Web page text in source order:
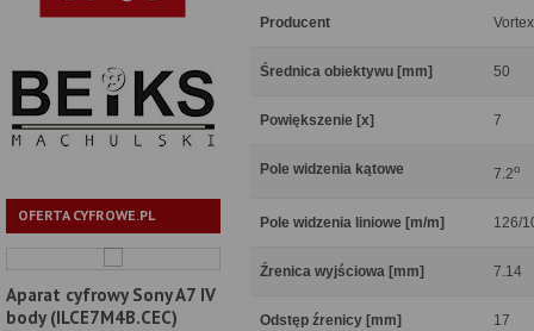
OFERTA CYFROWE.PL
Aparat cyfrowy Sony A7 IV
body (ILCE7M4B.CEC)
Producent Vortex
Średnica obiektywu [mm] 50
Powiększenie [x] 7
Pole widzenia kątowe 7.2o
Pole widzenia liniowe [m/m] 126/
Źrenica wyjściowa [mm] 7.14
Odstęp źrenicy [mm] 17